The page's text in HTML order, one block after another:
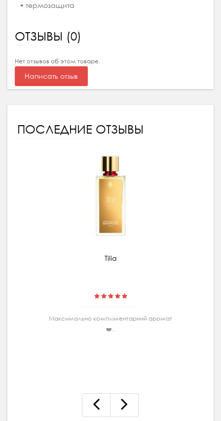
• термозащита
ОТЗЫВЫ (0)
Нет отзывов об этом товаре.
Написать отзыв
ПОСЛЕДНИЕ ОТЗЫВЫ
Tilia
Максимально комплiментарний аромат
❤️..